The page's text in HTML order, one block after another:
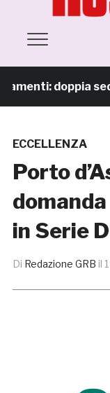
doppia
ECCELLENZA
Porto
in Serie D
Di Redazione GRB il